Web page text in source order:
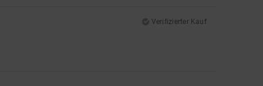
Verifizierter Kauf